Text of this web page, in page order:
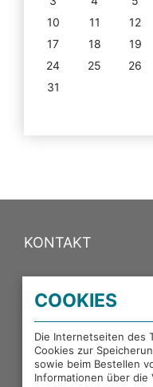
10
11 12
17
18 19
24
25 26
31
KONTAKT
PORTALE DES
EXTERNE LINKS
COOKIES
Die Internetseiten des
Cookies zur
sowie beim Bestellen
Informationen über die